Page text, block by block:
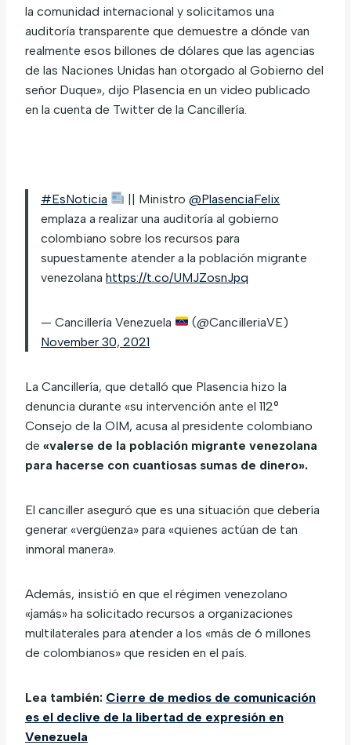
la comunidad internacional y solicitamos una
auditoría transparente que demuestre a dónde van
realmente esos billones de dólares que las agencias
de las Naciones Unidas han otorgado al Gobierno del
señor Duque», dijo Plasencia en un video publicado
en la cuenta de Twitter de la Cancillería.
#EsNoticia || Ministro@PlasenciaFelix
emplaza a realizar una auditoría al gobierno
colombiano sobre los recursos para
supuestamente atender a la población migrante
venezolana https://t.co/UMJZosnJpq
— Cancillería Venezuela
(@CancilleriaVE)
November 30, 2021
La Cancillería, que detalló que Plasencia hizo la
denuncia durante «su intervención ante el 112°
Consejo de la OIM, acusa al presidente colombiano
de «valerse de la población migrante venezolana
para hacerse con cuantiosas sumas de dinero».
El canciller aseguró que es una situación que debería
generar «vergüenza» para «quienes actúan de tan
inmoral manera».
Además, insistió en que el régimen venezolano
«jamás» ha solicitado recursos a organizaciones
multilaterales para atender a los «más de 6 millones
de colombianos» que residen en el país.
Lea también: Cierre de medios de comunicación
es el declive de la libertad de expresión en
Venezuela